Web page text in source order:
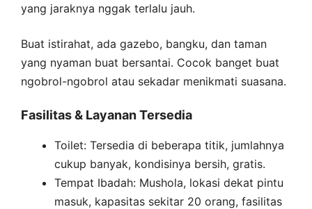
yang jaraknya nggak terlalu jauh.
Buat istirahat, ada gazebo, bangku, dan taman
yang nyaman buat bersantai. Cocok banget buat
ngobrol-ngobrol atau sekadar menikmati suasana.
Fasilitas & Layanan Tersedia
Toilet: Tersedia di beberapa titik, jumlahnya
cukup banyak, kondisinya bersih, gratis.
Tempat Ibadah: Mushola, lokasi dekat pintu
masuk, kapasitas sekitar 20 orang, fasilitas